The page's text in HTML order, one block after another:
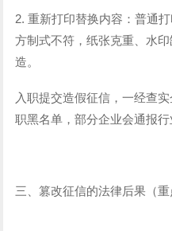
2. 重新打印替换内容：普通
方制式不符，纸张克重、水
造。
入职提交造假征信，一经查
职黑名单，部分企业会通报
三、篡改征信的法律后果（重